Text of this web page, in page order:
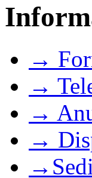
→
→
→
→